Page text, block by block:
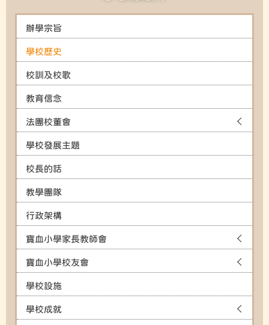
辦學宗旨
學校歷史
校訓及校歌
教育信念
法團校董會
學校發展主題
校長的話
教學團隊
行政架構
寶血小學家長教師會
寶血小學校友會
學校設施
學校成就